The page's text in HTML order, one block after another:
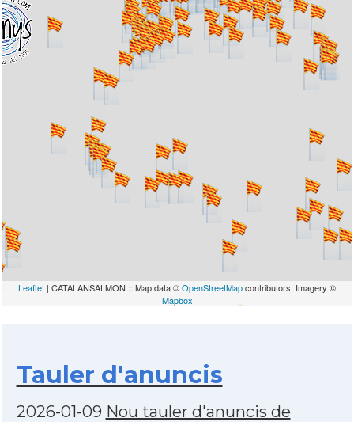
Leaflet | CATALANSALMON :: Map data ©OpenStreetMapcontributors, Imagery ©
Mapbox
Tauler d'anuncis
2026-01-09 Nou tauler d'anuncis de